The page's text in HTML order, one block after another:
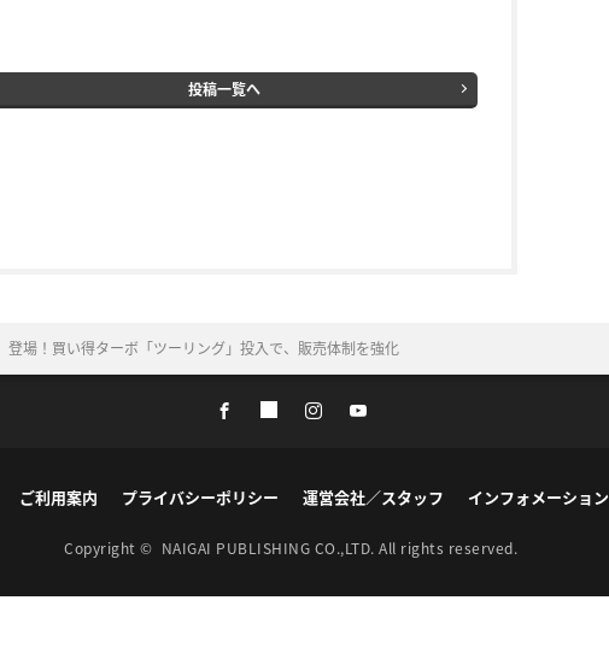
投稿一覧へ
登場！買い得ターボ「ツーリング」投入で、販売体制を強化
ご利用案内 プライバシーポリシー 運営会社／スタッフ インフォメーション
Copyright © NAIGAI PUBLISHING CO.,LTD. All rights reserved.